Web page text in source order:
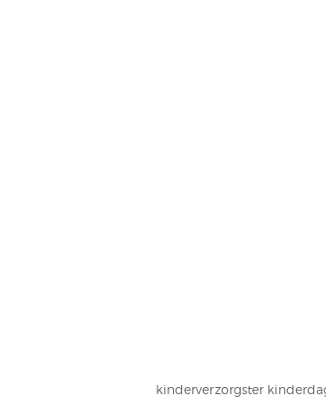
kinderverzorgster